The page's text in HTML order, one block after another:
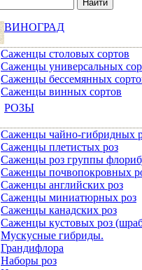
ВИНОГРАД
Саженцы столовых сортов
Саженцы универсальных
Саженцы бессемянных
Саженцы винных сортов
РОЗЫ
Саженцы чайно-гибридных
Саженцы плетистых роз
Саженцы роз группы
Саженцы почвопокровных
Саженцы английских роз
Саженцы миниатюрных роз
Саженцы канадских роз
Саженцы кустовых роз
Мускусные гибриды.
Грандифлора
Наборы роз